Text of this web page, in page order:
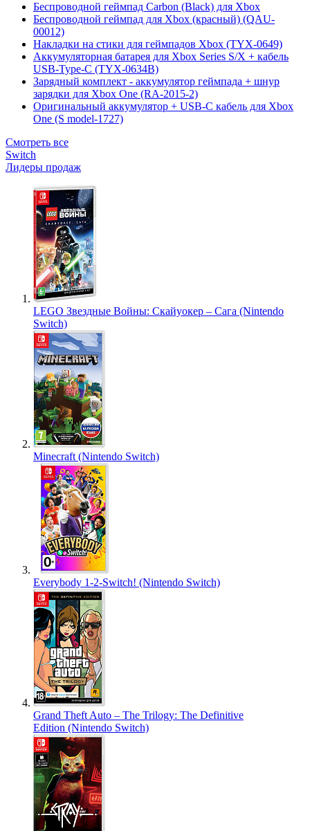
Беспроводной геймпад Carbon (Black) для Xbox
Беспроводной геймпад для Xbox (красный) (QAU-
00012)
Накладки на стики для геймпадов Xbox (TYX-0649)
Аккумуляторная батарея для Xbox Series S/X + кабель
USB-Type-C (TYX-0634B)
Зарядный комплект - аккумулятор геймпада + шнур
зарядки для Xbox One (RA-2015-2)
Оригинальный аккумулятор + USB-C кабель для Xbox
One (S model-1727)
Смотреть все
Switch
Лидеры продаж
LEGO Звездные Войны: Скайуокер – Сага (Nintendo
Switch)
Minecraft (Nintendo Switch)
Everybody 1-2-Switch! (Nintendo Switch)
Grand Theft Auto – The Trilogy: The Definitive
Edition (Nintendo Switch)